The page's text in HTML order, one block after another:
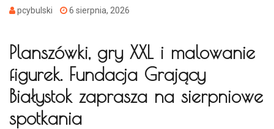
pcybulski 6 sierpnia, 2026
Planszówki, gry XXL i malowanie
figurek. Fundacja Grający
Białystok zaprasza na sierpniowe
spotkania